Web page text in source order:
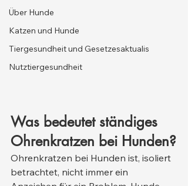
Über Hunde
Katzen und Hunde
Tiergesundheit und Gesetzesaktualis
Nutztiergesundheit
Was bedeutet ständiges
Ohrenkratzen bei Hunden?
Ohrenkratzen bei Hunden ist, isoliert
betrachtet, nicht immer ein